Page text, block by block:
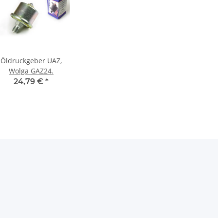
Öldruckgeber UAZ,
Wolga GAZ24.
24,79 € *